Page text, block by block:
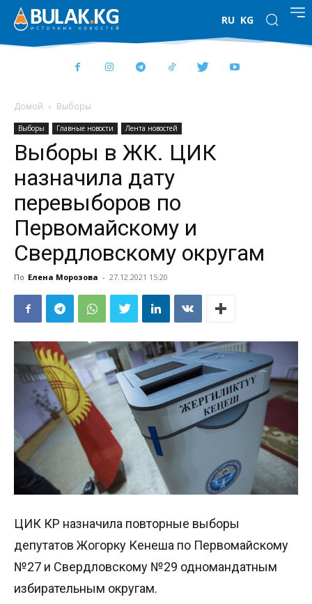
RU KG
Домой Выборы
Выборы Главные новости Лента новостей
Выборы в ЖК. ЦИК
назначила дату
перевыборов по
Первомайскому и
Свердловскому округам
По Елена Морозова - 27.12.2021 15:20
ЦИК КР назначила повторные выборы
депутатов Жогорку Кенеша по Первомайскому
№27 и Свердловскому №29 одномандатным
избирательным округам.